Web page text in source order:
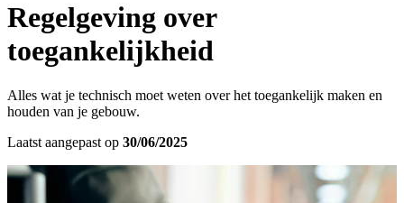
Regelgeving over
toegankelijkheid
Alles wat je technisch moet weten over het toegankelijk maken en
houden van je gebouw.
Laatst aangepast op 30/06/2025